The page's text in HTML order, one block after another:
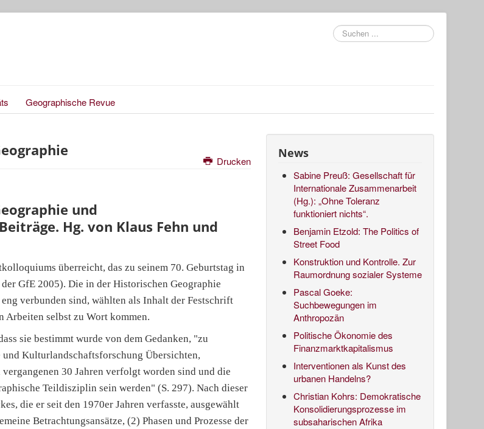
Suchen
...
Geographische Revue
Drucken
und
Hg. von Klaus Fehn und
überreicht, das zu seinem 70. Geburtstag in
GfE 2005). Die in der Historischen Geographie
verbunden sind, wählten als Inhalt der Festschrift
selbst zu Wort kommen.
sie bestimmt wurde von dem Gedanken, "zu
Kulturlandschaftsforschung Übersichten,
30 Jahren verfolgt worden sind und die
Teildisziplin sein werden" (S. 297). Nach dieser
die er seit den 1970er Jahren verfasste, ausgewählt
Betrachtungsansätze, (2) Phasen und Prozesse der
News
Sabine Preuß: Gesellschaft für
Internationale Zusammenarbeit
(Hg.): „Ohne Toleranz
funktioniert nichts“.
Benjamin Etzold: The Politics of
Street Food
Konstruktion und Kontrolle. Zur
Raumordnung sozialer Systeme
Pascal Goeke:
Suchbewegungen im
Anthropozän
Politische Ökonomie des
Finanzmarktkapitalismus
Interventionen als Kunst des
urbanen Handelns?
Christian Kohrs: Demokratische
Konsolidierungsprozesse im
subsaharischen Afrika